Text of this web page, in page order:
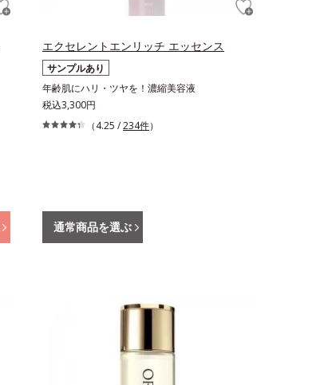
エクセレントエンリッチ エッセンス
サンプルあり
年齢肌にハリ・ツヤを！濃縮美容液
税込3,300円
（4.25 /234件）
通常商品を選ぶ